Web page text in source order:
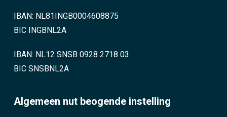
IBAN: NL81INGB0004608875
BIC INGBNL2A
IBAN: NL12 SNSB 0928 2718 03
BIC SNSBNL2A
Algemeen nut beogende instelling